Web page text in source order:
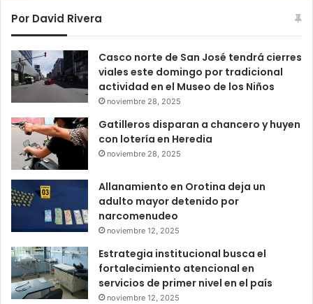
Por David Rivera
Casco norte de San José tendrá cierres
viales este domingo por tradicional
actividad en el Museo de los Niños
noviembre 28, 2025
Gatilleros disparan a chancero y huyen
con lotería en Heredia
noviembre 28, 2025
Allanamiento en Orotina deja un
adulto mayor detenido por
narcomenudeo
noviembre 12, 2025
Estrategia institucional busca el
fortalecimiento atencional en
servicios de primer nivel en el país
noviembre 12, 2025